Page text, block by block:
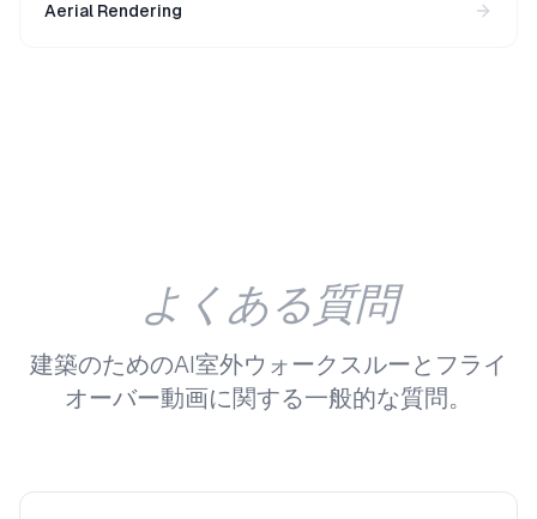
Aerial Rendering
よくある質問
建築のためのAI室外ウォークスルーとフライ
オーバー動画に関する一般的な質問。